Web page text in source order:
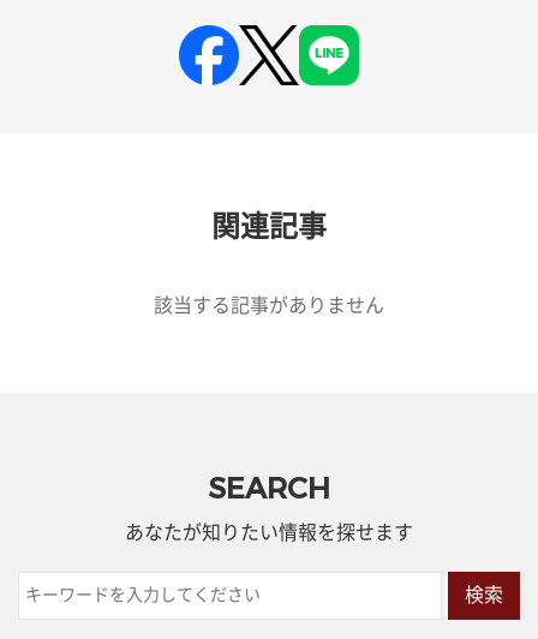
関連記事
該当する記事がありません
SEARCH
あなたが知りたい情報を探せます
検索